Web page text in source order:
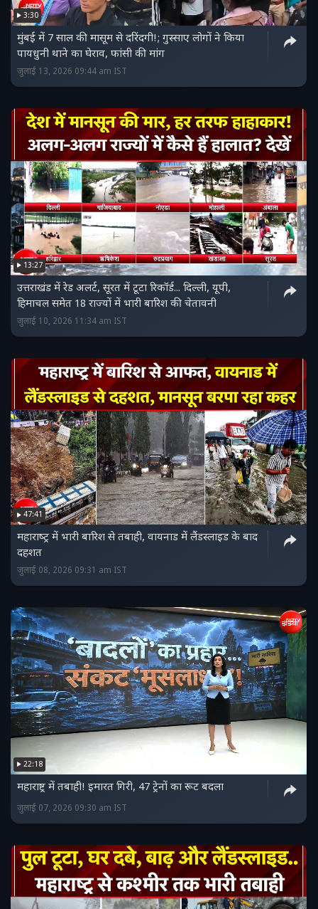
3:30
मुंबई में 7 साल की मासूम से दरिंदगी!; गुस्साए लोगों ने किया
पायधुनी थाने का घेराव, फांसी की मांग
जुलाई 13, 2026 09:44 am IST
13:27
उत्तराखंड में रेड अलर्ट, सूरत में टूटा रिकॉर्ड... दिल्‍ली, यूपी,
हिमाचल समेत 18 राज्‍यों में भारी बारिश की चेतावनी
जुलाई 10, 2026 11:34 am IST
47:41
महाराष्‍ट्र में भारी बारिश से तबाही, वायनाड में लैंडस्लाइड के बाद
दहशत
जुलाई 08, 2026 09:31 am IST
22:18
महाराष्ट्र में तबाही! इमारत गिरी, 47 ट्रेनों का रूट बदला
जुलाई 07, 2026 09:30 am IST